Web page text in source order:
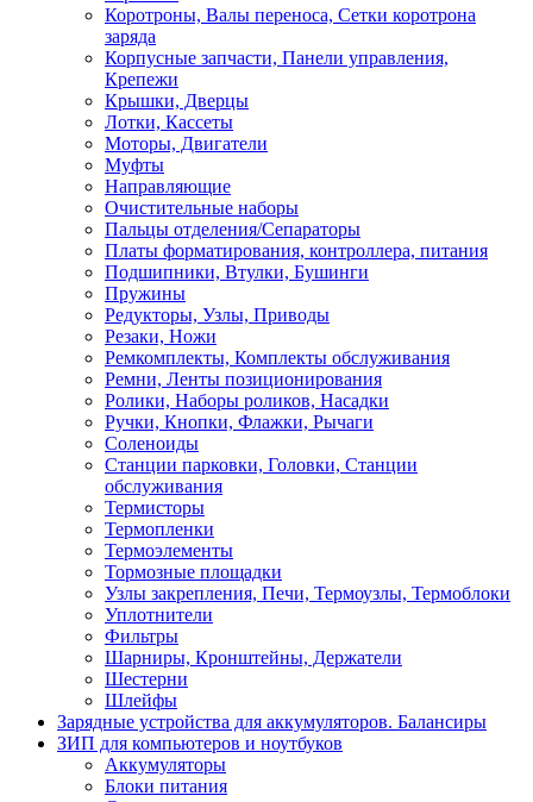
Коротроны, Валы переноса, Сетки коротрона
заряда
Корпусные запчасти, Панели управления,
Крепежи
Крышки, Дверцы
Лотки, Кассеты
Моторы, Двигатели
Муфты
Направляющие
Очистительные наборы
Пальцы отделения/Сепараторы
Платы форматирования, контроллера, питания
Подшипники, Втулки, Бушинги
Пружины
Редукторы, Узлы, Приводы
Резаки, Ножи
Ремкомплекты, Комплекты обслуживания
Ремни, Ленты позиционирования
Ролики, Наборы роликов, Насадки
Ручки, Кнопки, Флажки, Рычаги
Соленоиды
Станции парковки, Головки, Станции
обслуживания
Термисторы
Термопленки
Термоэлементы
Тормозные площадки
Узлы закрепления, Печи, Термоузлы, Термоблоки
Уплотнители
Фильтры
Шарниры, Кронштейны, Держатели
Шестерни
Шлейфы
Зарядные устройства для аккумуляторов. Балансиры
ЗИП для компьютеров и ноутбуков
Аккумуляторы
Блоки питания